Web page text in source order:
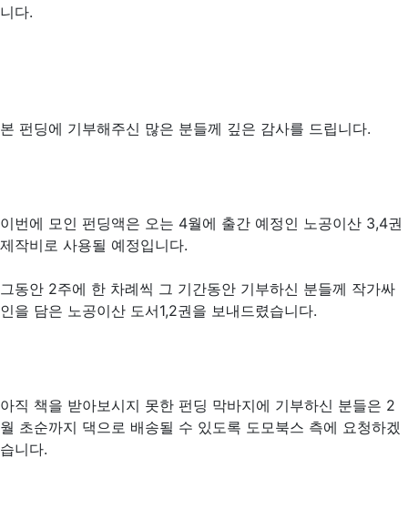
니다.
본 펀딩에 기부해주신 많은 분들께 깊은 감사를 드립니다.
이번에 모인 펀딩액은 오는 4월에 출간 예정인 노공이산 3,4권
제작비로 사용될 예정입니다.
그동안 2주에 한 차례씩 그 기간동안 기부하신 분들께 작가싸
인을 담은 노공이산 도서1,2권을 보내드렸습니다.
아직 책을 받아보시지 못한 펀딩 막바지에 기부하신 분들은 2
월 초순까지 댁으로 배송될 수 있도록 도모북스 측에 요청하겠
습니다.